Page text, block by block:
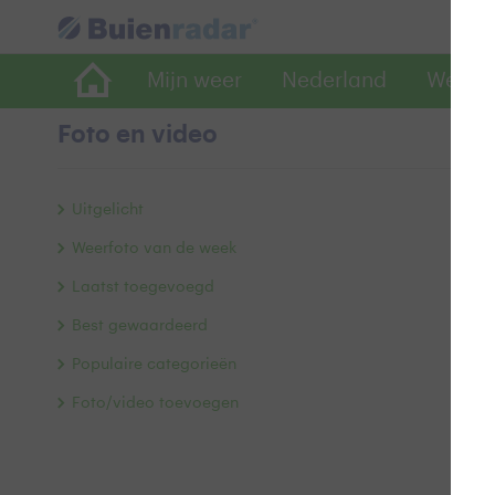
Mijn weer Nederland
Foto en video
Uitgelicht
Weerfoto van de week
Laatst toegevoegd
Best gewaardeerd
Populaire categorieën
Foto/video toevoegen